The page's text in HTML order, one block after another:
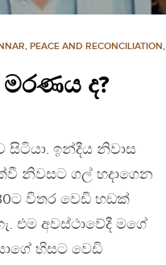
, PEACE AND RECONCILIATION,
ද?
සිටියා. ඉන්දීය නිවාස
නිවසට ගල් හදාගෙන
විතර වෙඩි හඞක්
එම අවස්ථාවේදී මගේ
හිසට වෙඩි